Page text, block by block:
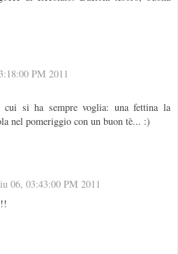
PM 2011
cui si ha sempre voglia: una fettina la
nel pomeriggio con un buon tè... :)
06, 03:43:00 PM 2011